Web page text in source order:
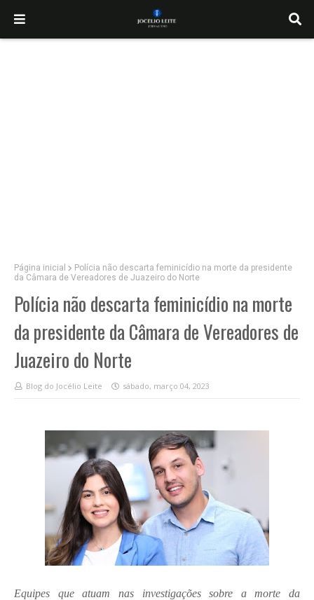
Página inicial
Polícia não descarta feminicídio na morte da presidente
da Câmara de Vereadores de Juazeiro do Norte
Polícia não descarta feminicídio na morte
da presidente da Câmara de Vereadores de
Juazeiro do Norte
Blog do Jocélio Leite sábado, março 04, 2023
Equipes que atuam nas investigações sobre a morte da